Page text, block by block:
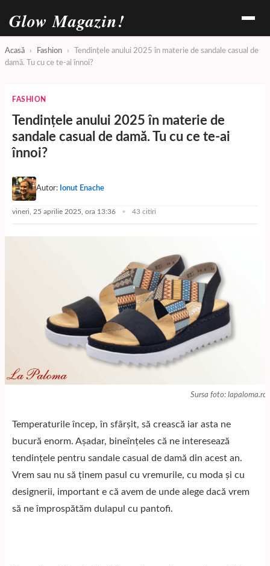
Glow Magazin!
Acasă › Fashion ›
Tendințele anului 2025 în materie de sandale casual de
damă. Tu cu ce te-ai înnoi?
FASHION
Tendințele anului 2025 în materie de
sandale casual de damă. Tu cu ce te-ai
înnoi?
Autor: Ionut Enache
vineri, 25 aprilie 2025, ora 13:36 43 citiri
Sursa foto: lapaloma.ro
Temperaturile încep, în sfârșit, să crească iar asta ne
bucură enorm. Așadar, bineînțeles că ne interesează
tendințele pentru sandale casual de damă din acest an.
Vrem sau nu să ținem pasul cu vremurile, cu moda și cu
designerii, important e că avem de unde alege dacă vrem
să ne împrospătăm dulapul cu pantofi.